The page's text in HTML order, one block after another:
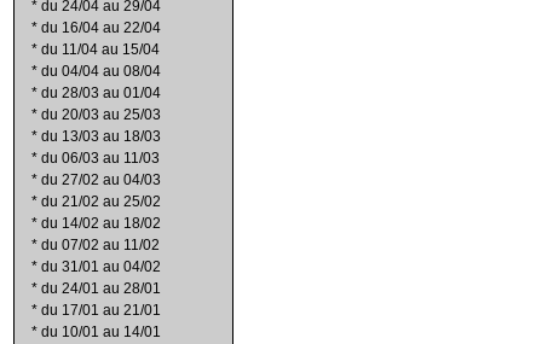
* du 24/04 au 29/04
* du 16/04 au 22/04
* du 11/04 au 15/04
* du 04/04 au 08/04
* du 28/03 au 01/04
* du 20/03 au 25/03
* du 13/03 au 18/03
* du 06/03 au 11/03
* du 27/02 au 04/03
* du 21/02 au 25/02
* du 14/02 au 18/02
* du 07/02 au 11/02
* du 31/01 au 04/02
* du 24/01 au 28/01
* du 17/01 au 21/01
* du 10/01 au 14/01